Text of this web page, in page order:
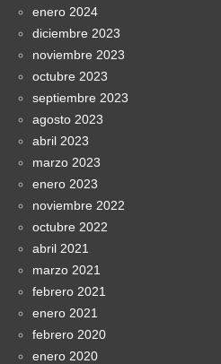
enero 2024
diciembre 2023
noviembre 2023
octubre 2023
septiembre 2023
agosto 2023
abril 2023
marzo 2023
enero 2023
noviembre 2022
octubre 2022
abril 2021
marzo 2021
febrero 2021
enero 2021
febrero 2020
enero 2020